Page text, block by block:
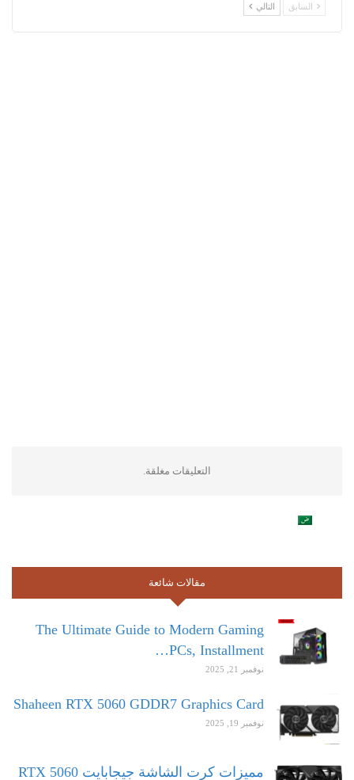
السابق التالي
التعليقات مغلقة.
مقالات شائعة
The Ultimate Guide to Modern Gaming
PCs, Installment…
نوفمبر 21, 2025
Shaheen RTX 5060 GDDR7 Graphics Card
نوفمبر 19, 2025
مميزات كرت الشاشة جيجابايت RTX 5060